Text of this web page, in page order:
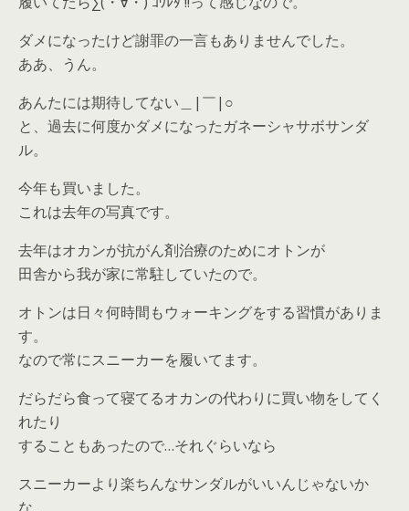
ダメになったけど謝罪の一言もありませんでした。
ああ、うん。
あんたには期待してない＿|￣|○
と、過去に何度かダメになったガネーシャサボサンダ
ル。
今年も買いました。
これは去年の写真です。
去年はオカンが抗がん剤治療のためにオトンが
田舎から我が家に常駐していたので。
オトンは日々何時間もウォーキングをする習慣がありま
す。
なので常にスニーカーを履いてます。
だらだら食って寝てるオカンの代わりに買い物をしてく
れたり
することもあったので…それぐらいなら
スニーカーより楽ちんなサンダルがいいんじゃないか